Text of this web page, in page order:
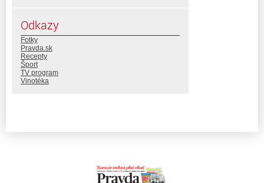
Odkazy
Fotky
Pravda.sk
Recepty
Šport
TV program
Vinotéka